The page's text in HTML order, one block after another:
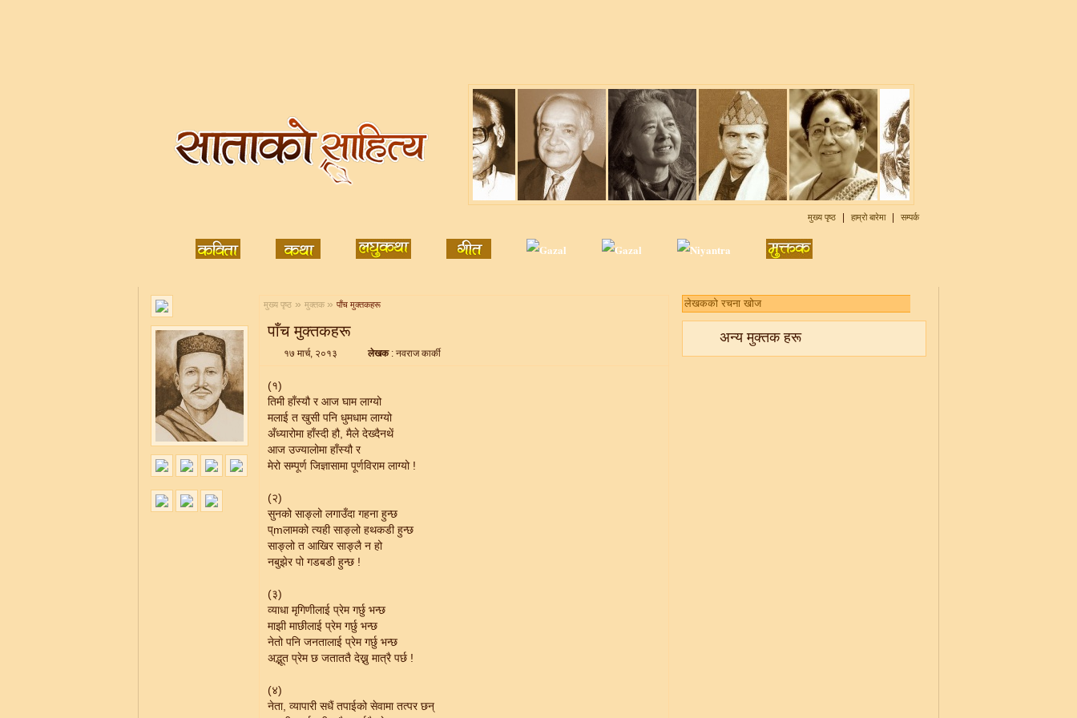
मुख्य पृष्ठ हाम्रो बारेमा सम्पर्क
मुख्य पृष्ठ » मुक्तक » पाँच मुक्तकहरू
पाँच मुक्तकहरू
१७ मार्च, २०१३ लेखक: नवराज कार्की
(१)
तिमी हाँस्यौ र आज घाम लाग्यो
मलाई त खुसी पनि धुमधाम लाग्यो
अँध्यारोमा हाँस्दी हौ, मैले देख्दैनथें
आज उज्यालोमा हाँस्यौ र
मेरो सम्पूर्ण जिज्ञासामा पूर्णविराम लाग्यो !
(२)
सुनको साङ्लो लगाउँदा गहना हुन्छ
प्mलामको त्यही साङ्लो हथकडी हुन्छ
साङ्लो त आखिर साङ्लै न हो
नबुझेर पो गडबडी हुन्छ !
(३)
व्याधा मृगिणीलाई प्रेम गर्छु भन्छ
माझी माछीलाई प्रेम गर्छु भन्छ
नेतो पनि जनतालाई प्रेम गर्छु भन्छ
अद्भूत प्रेम छ जताततै देख्नु मात्रै पर्छ !
(४)
नेता, व्यापारी सधैं तपाईको सेवामा तत्पर छन्
अन्य मुक्तक हरू